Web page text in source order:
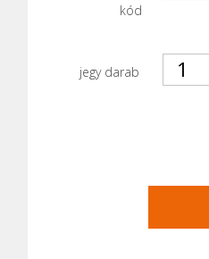
kód
jegy darab